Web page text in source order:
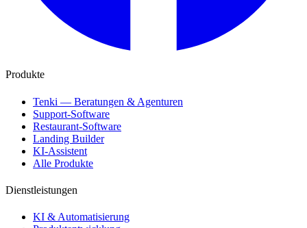
Produkte
Tenki — Beratungen & Agenturen
Support-Software
Restaurant-Software
Landing Builder
KI-Assistent
Alle Produkte
Dienstleistungen
KI & Automatisierung